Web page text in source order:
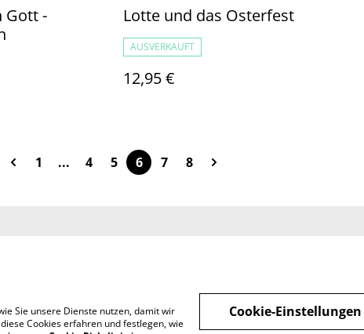
Gott -
Lotte und das Osterfest
AUSVERKAUFT
12,95 €
1 ... 4 5 6 7 8
Sie unsere Dienste nutzen, damit wir
Cookies erfahren und festlegen, wie
Cookie-Einstellungen